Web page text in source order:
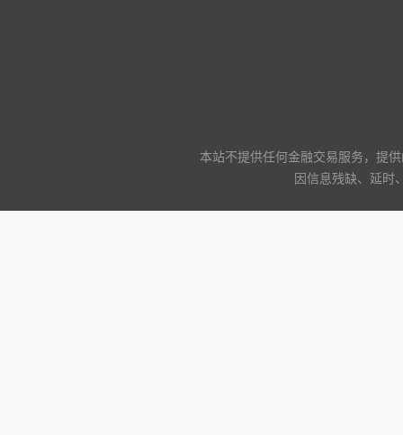
本站不提供任何金融交易服务，提
因信息残缺、延时